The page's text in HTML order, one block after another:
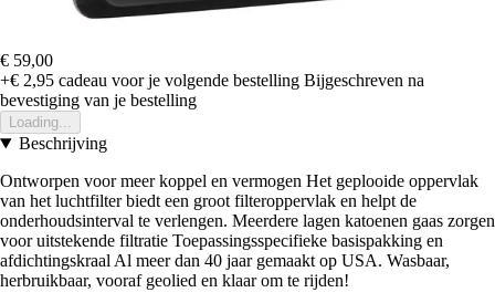
€ 59,00
+€ 2,95 cadeau voor je volgende bestelling Bijgeschreven na
bevestiging van je bestelling
Loading...
Beschrijving
Ontworpen voor meer koppel en vermogen Het geplooide oppervlak
van het luchtfilter biedt een groot filteroppervlak en helpt de
onderhoudsinterval te verlengen. Meerdere lagen katoenen gaas zorgen
voor uitstekende filtratie Toepassingsspecifieke basispakking en
afdichtingskraal Al meer dan 40 jaar gemaakt op USA. Wasbaar,
herbruikbaar, vooraf geolied en klaar om te rijden!